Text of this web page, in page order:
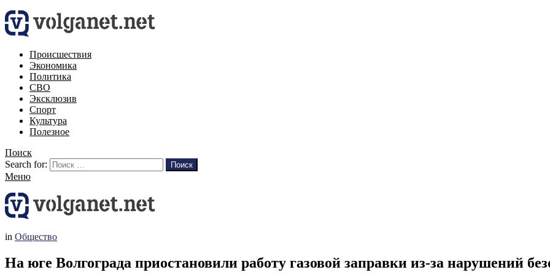
Происшествия
Экономика
Политика
СВО
Эксклюзив
Спорт
Культура
Полезное
Поиск
Search for:
Поиск
Меню
in Общество
На юге Волгограда приостановили работу газовой заправки из-за нарушений